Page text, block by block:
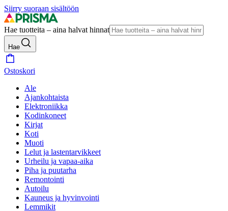
Siirry suoraan sisältöön
Hae tuotteita – aina halvat hinnat
Hae
Ostoskori
Ale
Ajankohtaista
Elektroniikka
Kodinkoneet
Kirjat
Koti
Muoti
Lelut ja lastentarvikkeet
Urheilu ja vapaa-aika
Piha ja puutarha
Remontointi
Autoilu
Kauneus ja hyvinvointi
Lemmikit